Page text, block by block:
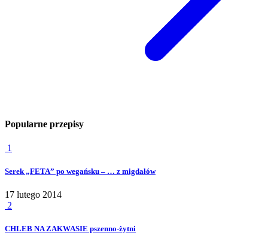
Popularne przepisy
1
Serek „FETA” po wegańsku – … z migdałów
17 lutego 2014
2
CHLEB NA ZAKWASIE pszenno-żytni